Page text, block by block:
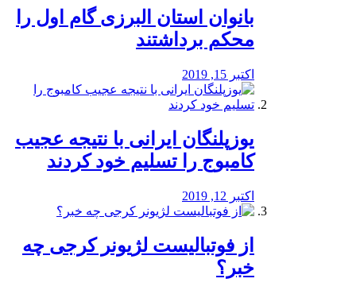
بانوان استان البرزی گام اول را
محكم برداشتند
اکتبر 15, 2019
یوزپلنگان ایرانی با نتیجه عجیب
کامبوج را تسلیم خود کردند
اکتبر 12, 2019
از فوتبالیست لژیونر کرجی چه
خبر؟